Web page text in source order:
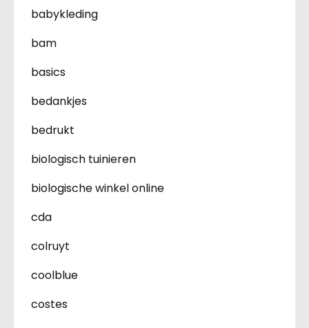
babykleding
bam
basics
bedankjes
bedrukt
biologisch tuinieren
biologische winkel online
cda
colruyt
coolblue
costes